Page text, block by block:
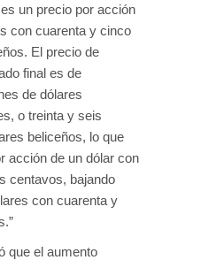
un precio por acción
con cuarenta y cinco
El precio de
final es de
de dólares
o treinta y seis
beliceños, lo que
acción de un dólar con
centavos, bajando
con cuarenta y
que el aumento